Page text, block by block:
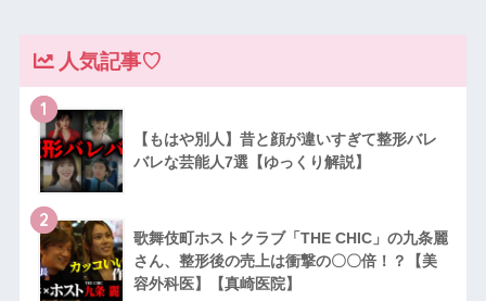
人気記事♡
1
【もはや別人】昔と顔が違いすぎて整形バレ
バレな芸能人7選【ゆっくり解説】
2
歌舞伎町ホストクラブ「THE CHIC」の九条麗
さん、整形後の売上は衝撃の〇〇倍！？【美
容外科医】【真崎医院】